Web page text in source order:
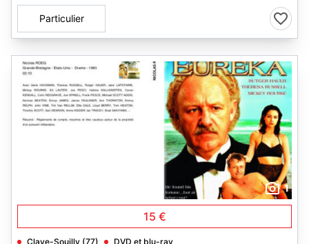
Particulier
1
15 €
Claye-Souilly (77) DVD et blu-ray